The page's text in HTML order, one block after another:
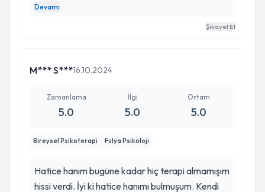
yaşadım ki, yüz yüze yapacağımız seansları da
online olarak devam ettirmeye başladık. içsel
kendimi güvende hissediyor olmak ve doğru
huzur veriyor. iyi ki varsınız ve yollarımız kesişmiş.
Devamı
Şikayet Et
M*** S***16.10.2024
Zamanlama
5.0
İlgi
5.0
Ortam
5.0
Bireysel Psikoterapi Fulya Psikoloji
Hatice hanım bugüne kadar hiç terapi almamışım
hissi verdi. İyi ki hatice hanımı bulmuşum. Kendi